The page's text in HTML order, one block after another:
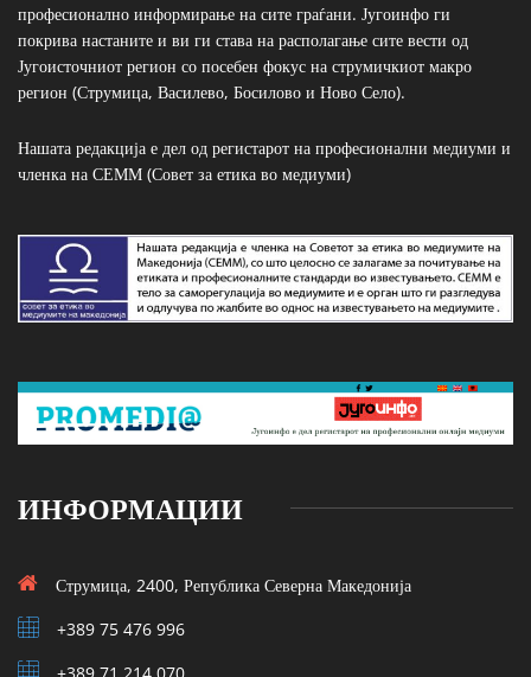
професионално информирање на сите граѓани. Југоинфо ги
покрива настаните и ви ги става на располагање сите вести од
Југоисточниот регион со посебен фокус на струмичкиот макро
регион (Струмица, Василево, Босилово и Ново Село).
Нашата редакција е дел од регистарот на професионални медиуми и
членка на СЕММ (Совет за етика во медиуми)
ИНФОРМАЦИИ
Струмица, 2400, Република Северна Македонија
+389 75 476 996
+389 71 214 070